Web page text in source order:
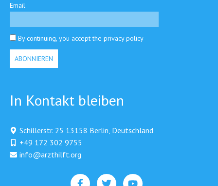
Email
By continuing, you accept the privacy policy
In Kontakt bleiben
Schillerstr. 25 13158 Berlin, Deutschland
+49 172 302 9755
info@arzthilft.org​